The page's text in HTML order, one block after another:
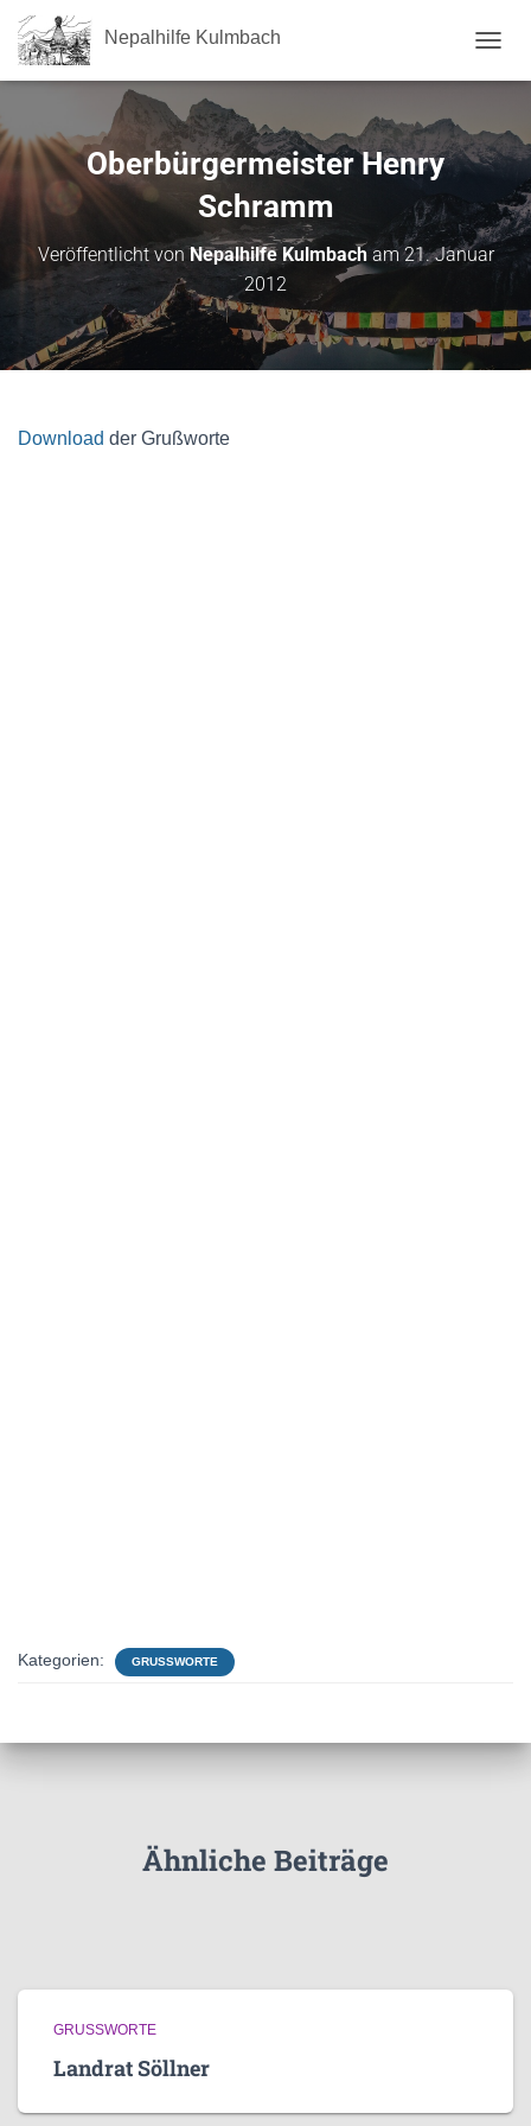
Nepalhilfe Kulmbach
Oberbürgermeister Henry
Schramm
Veröffentlicht vonNepalhilfe Kulmbacham21. Januar
2012
Download der Grußworte
Kategorien: GRUSSWORTE
Ähnliche Beiträge
GRUSSWORTE
Landrat Söllner